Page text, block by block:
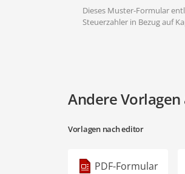
Dieses Muster-Formular
Steuerzahler in Bezug auf
Andere Vorlagen
Vorlagen nach editor
PDF-Formular